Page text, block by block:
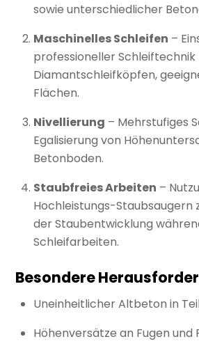
sowie unterschiedlicher
Maschinelles Schleifen –
professioneller Schleiftechnik
Diamantschleifköpfen,
Flächen.
Nivellierung – Mehrstufiges
Egalisierung von
Betonboden.
Staubfreies Arbeiten –
Hochleistungs-Staubsaugern
der Staubentwicklung
Schleifarbeiten.
Besondere
Uneinheitlicher Altbeton in
Höhenversätze an Fugen